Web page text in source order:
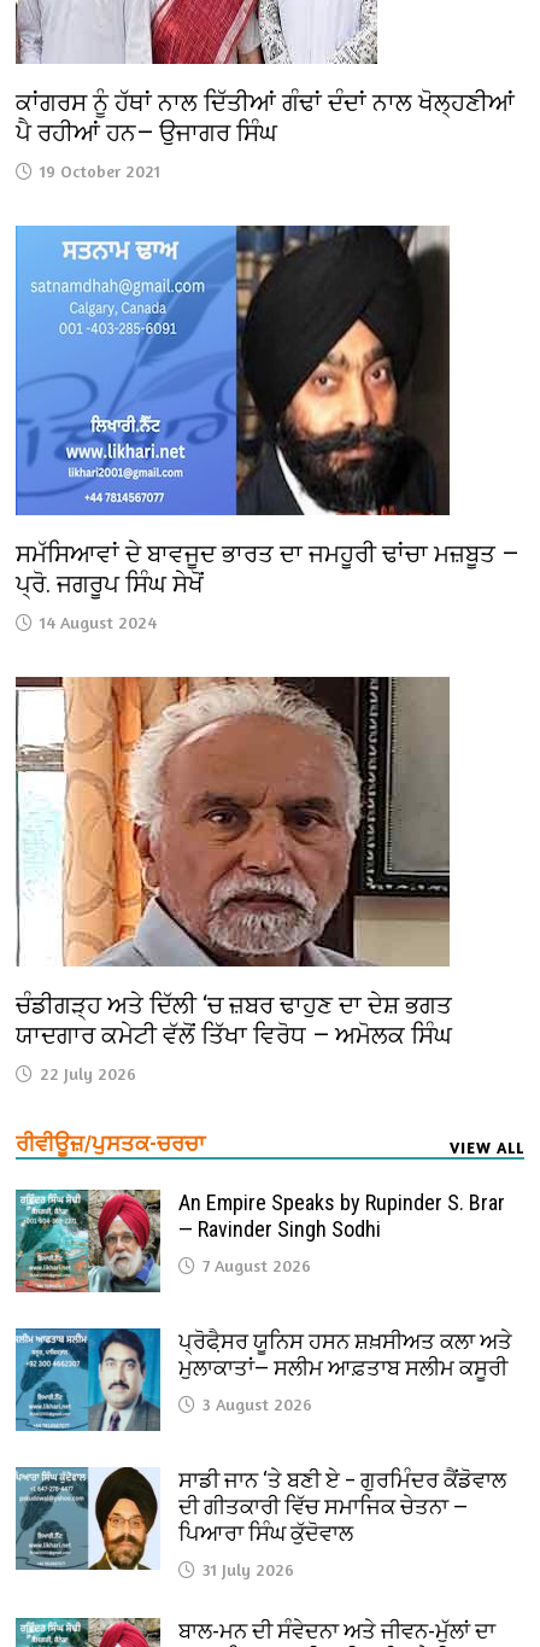
ਕਾਂਗਰਸ ਨੂੰ ਹੱਥਾਂ ਨਾਲ ਦਿੱਤੀਆਂ ਗੰਢਾਂ ਦੰਦਾਂ ਨਾਲ ਖੋਲ੍ਹਣੀਆਂ
ਪੈ ਰਹੀਆਂ ਹਨ— ਉਜਾਗਰ ਸਿੰਘ
19 October 2021
ਸਮੱਸਿਆਵਾਂ ਦੇ ਬਾਵਜੂਦ ਭਾਰਤ ਦਾ ਜਮਹੂਰੀ ਢਾਂਚਾ ਮਜ਼ਬੂਤ —
ਪ੍ਰੋ. ਜਗਰੂਪ ਸਿੰਘ ਸੇਖੋਂ
14 August 2024
ਚੰਡੀਗੜ੍ਹ ਅਤੇ ਦਿੱਲੀ ‘ਚ ਜ਼ਬਰ ਢਾਹੁਣ ਦਾ ਦੇਸ਼ ਭਗਤ
ਯਾਦਗਾਰ ਕਮੇਟੀ ਵੱਲੋਂ ਤਿੱਖਾ ਵਿਰੋਧ — ਅਮੋਲਕ ਸਿੰਘ
22 July 2026
ਰੀਵੀਊਜ਼/ਪੁਸਤਕ-ਚਰਚਾ VIEW ALL
An Empire Speaks by Rupinder S. Brar
— Ravinder Singh Sodhi
7 August 2026
ਪ੍ਰੋਫੈ਼ਸਰ ਯੂਨਿਸ ਹਸਨ ਸ਼ਖ਼ਸੀਅਤ ਕਲਾ ਅਤੇ
ਮੁਲਾਕਾਤਾਂ— ਸਲੀਮ ਆਫ਼ਤਾਬ ਸਲੀਮ ਕਸੂਰੀ
3 August 2026
ਸਾਡੀ ਜਾਨ ‘ਤੇ ਬਣੀ ਏ – ਗੁਰਮਿੰਦਰ ਕੈਂਡੋਵਾਲ
ਦੀ ਗੀਤਕਾਰੀ ਵਿੱਚ ਸਮਾਜਿਕ ਚੇਤਨਾ —
ਪਿਆਰਾ ਸਿੰਘ ਕੁੱਦੋਵਾਲ
31 July 2026
ਬਾਲ-ਮਨ ਦੀ ਸੰਵੇਦਨਾ ਅਤੇ ਜੀਵਨ-ਮੁੱਲਾਂ ਦਾ